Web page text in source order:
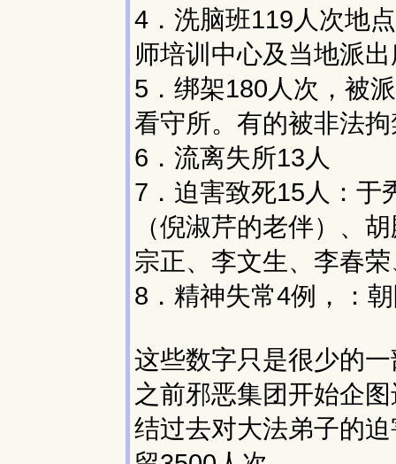
4．洗脑班119人次地
师培训中心及当地派
5．绑架180人次，被
看守所。有的被非法
6．流离失所13人
7．迫害致死15人：于
（倪淑芹的老伴）、
宗正、李文生、李春
8．精神失常4例，：
这些数字只是很少的
之前邪恶集团开始企
结过去对大法弟子的